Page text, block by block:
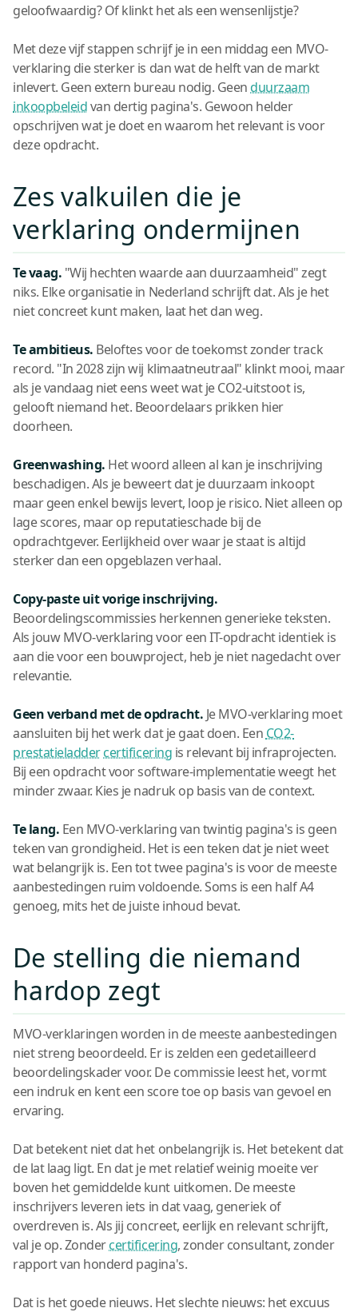
geloofwaardig? Of klinkt het als een wensenlijstje?
Met deze vijf stappen schrijf je in een middag een MVO-
verklaring die sterker is dan wat de helft van de markt
inlevert. Geen extern bureau nodig. Geenduurzaam
inkoopbeleidvan dertig pagina's. Gewoon helder
opschrijven wat je doet en waarom het relevant is voor
deze opdracht.
Zes valkuilen die je
verklaring ondermijnen
Te vaag. "Wij hechten waarde aan duurzaamheid" zegt
niks. Elke organisatie in Nederland schrijft dat. Als je het
niet concreet kunt maken, laat het dan weg.
Te ambitieus. Beloftes voor de toekomst zonder track
record. "In 2028 zijn wij klimaatneutraal" klinkt mooi, maar
als je vandaag niet eens weet wat je CO2-uitstoot is,
gelooft niemand het. Beoordelaars prikken hier
doorheen.
Greenwashing. Het woord alleen al kan je inschrijving
beschadigen. Als je beweert dat je duurzaam inkoopt
maar geen enkel bewijs levert, loop je risico. Niet alleen op
lage scores, maar op reputatieschade bij de
opdrachtgever. Eerlijkheid over waar je staat is altijd
sterker dan een opgeblazen verhaal.
Copy-paste uit vorige inschrijving.
Beoordelingscommissies herkennen generieke teksten.
Als jouw MVO-verklaring voor een IT-opdracht identiek is
aan die voor een bouwproject, heb je niet nagedacht over
relevantie.
Geen verband met de opdracht. Je MVO-verklaring moet
aansluiten bij het werk dat je gaat doen. Een CO2-
prestatieladdercertificering is relevant bij infraprojecten.
Bij een opdracht voor software-implementatie weegt het
minder zwaar. Kies je nadruk op basis van de context.
Te lang. Een MVO-verklaring van twintig pagina's is geen
teken van grondigheid. Het is een teken dat je niet weet
wat belangrijk is. Een tot twee pagina's is voor de meeste
aanbestedingen ruim voldoende. Soms is een half A4
genoeg, mits het de juiste inhoud bevat.
De stelling die niemand
hardop zegt
MVO-verklaringen worden in de meeste aanbestedingen
niet streng beoordeeld. Er is zelden een gedetailleerd
beoordelingskader voor. De commissie leest het, vormt
een indruk en kent een score toe op basis van gevoel en
ervaring.
Dat betekent niet dat het onbelangrijk is. Het betekent dat
de lat laag ligt. En dat je met relatief weinig moeite ver
boven het gemiddelde kunt uitkomen. De meeste
inschrijvers leveren iets in dat vaag, generiek of
overdreven is. Als jij concreet, eerlijk en relevant schrijft,
val je op. Zondercertificering, zonder consultant, zonder
rapport van honderd pagina's.
Dat is het goede nieuws. Het slechte nieuws: het excuus